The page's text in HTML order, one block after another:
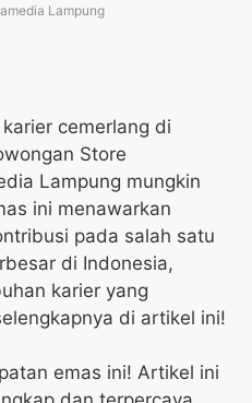
Lampung
cemerlang di
Store
Lampung mungkin
ini menawarkan
pada salah satu
di Indonesia,
karier yang
di artikel ini!
emas ini! Artikel ini